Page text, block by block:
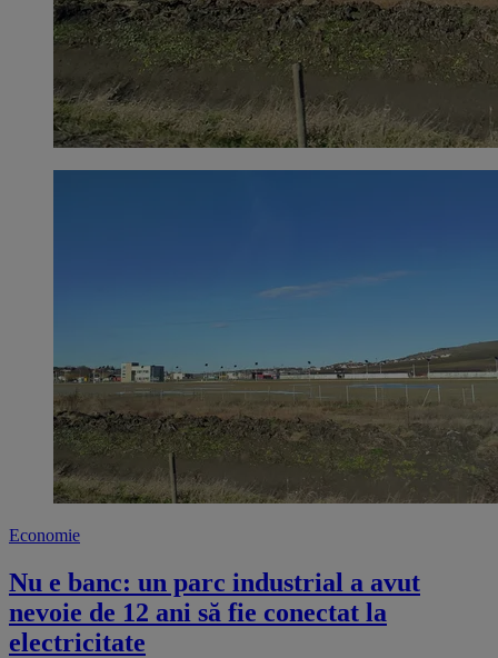
Economie
Nu e banc: un parc industrial a avut
nevoie de 12 ani să fie conectat la
electricitate